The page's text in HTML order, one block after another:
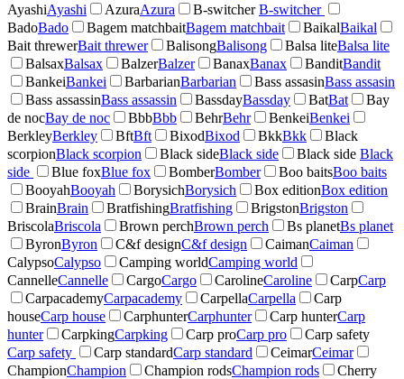
AyashiAyashi AzuraAzura B-switcherB-switcher
BadoBado Bagem matchbaitBagem matchbait BaikalBaikal
Bait threwerBait threwer BalisongBalisong Balsa liteBalsa lite
BalsaxBalsax BalzerBalzer BanaxBanax BanditBandit
BankeiBankei BarbarianBarbarian Bass assasinBass assasin
Bass assassinBass assassin BassdayBassday BatBat
Bay
de nocBay de noc BbbBbb BehrBehr BenkeiBenkei
BerkleyBerkley BftBft BixodBixod BkkBkk
Black
scorpionBlack scorpion Black sideBlack side Black side Black
side
Blue foxBlue fox BomberBomber Boo baitsBoo baits
BooyahBooyah BorysichBorysich Box editionBox edition
BrainBrain BratfishingBratfishing BrigstonBrigston
BriscolaBriscola Brown perchBrown perch Bs planetBs planet
ByronByron C&f designC&f design CaimanCaiman
CalypsoCalypso Camping worldCamping world
CannelleCannelle CargoCargo CarolineCaroline CarpCarp
CarpacademyCarpacademy CarpellaCarpella
Carp
houseCarp house CarphunterCarphunter Carp hunterCarp
hunter
CarpkingCarpking Carp proCarp pro
Carp safety
Carp safety
Carp standardCarp standard CeimarCeimar
ChampionChampion Champion rodsChampion rods
Cherry